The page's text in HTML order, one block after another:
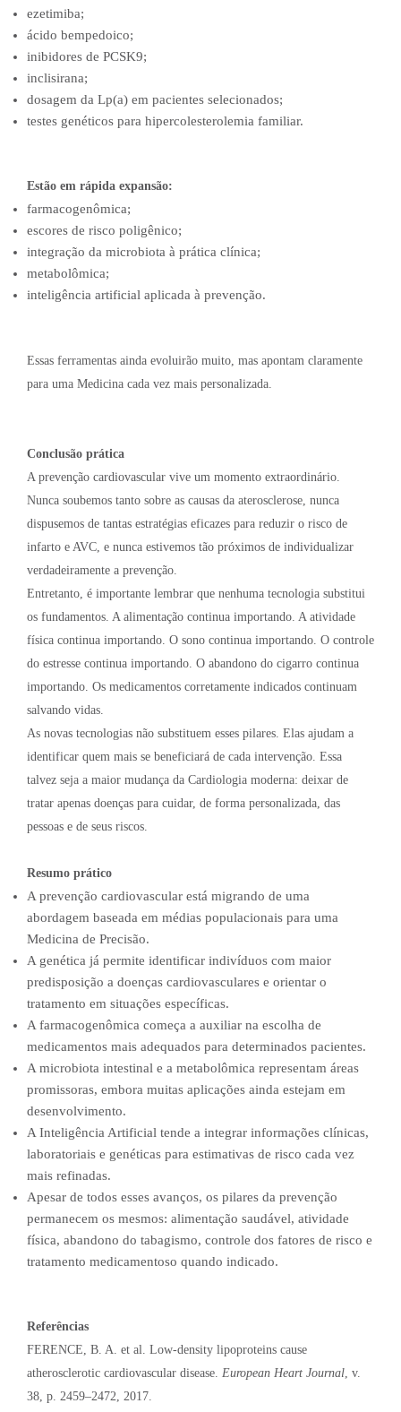
ezetimiba;
ácido bempedoico;
inibidores de PCSK9;
inclisirana;
dosagem da Lp(a) em pacientes selecionados;
testes genéticos para hipercolesterolemia familiar.
Estão em rápida expansão:
farmacogenômica;
escores de risco poligênico;
integração da microbiota à prática clínica;
metabolômica;
inteligência artificial aplicada à prevenção.
Essas ferramentas ainda evoluirão muito, mas apontam claramente
para uma Medicina cada vez mais personalizada.
Conclusão prática
A prevenção cardiovascular vive um momento extraordinário.
Nunca soubemos tanto sobre as causas da aterosclerose, nunca
dispusemos de tantas estratégias eficazes para reduzir o risco de
infarto e AVC, e nunca estivemos tão próximos de individualizar
verdadeiramente a prevenção.
Entretanto, é importante lembrar que nenhuma tecnologia substitui
os fundamentos. A alimentação continua importando. A atividade
física continua importando. O sono continua importando. O controle
do estresse continua importando. O abandono do cigarro continua
importando. Os medicamentos corretamente indicados continuam
salvando vidas.
As novas tecnologias não substituem esses pilares. Elas ajudam a
identificar quem mais se beneficiará de cada intervenção. Essa
talvez seja a maior mudança da Cardiologia moderna: deixar de
tratar apenas doenças para cuidar, de forma personalizada, das
pessoas e de seus riscos.
Resumo prático
A prevenção cardiovascular está migrando de uma
abordagem baseada em médias populacionais para uma
Medicina de Precisão.
A genética já permite identificar indivíduos com maior
predisposição a doenças cardiovasculares e orientar o
tratamento em situações específicas.
A farmacogenômica começa a auxiliar na escolha de
medicamentos mais adequados para determinados pacientes.
A microbiota intestinal e a metabolômica representam áreas
promissoras, embora muitas aplicações ainda estejam em
desenvolvimento.
A Inteligência Artificial tende a integrar informações clínicas,
laboratoriais e genéticas para estimativas de risco cada vez
mais refinadas.
Apesar de todos esses avanços, os pilares da prevenção
permanecem os mesmos: alimentação saudável, atividade
física, abandono do tabagismo, controle dos fatores de risco e
tratamento medicamentoso quando indicado.
Referências
FERENCE, B. A. et al. Low-density lipoproteins cause
atherosclerotic cardiovascular disease. European Heart Journal, v.
38, p. 2459–2472, 2017.